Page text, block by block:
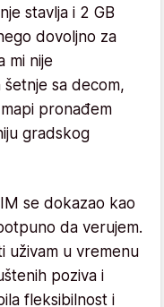
stavlja i 2 GB
dovoljno za
mi nije
sa decom,
pronađem
gradskog
se dokazao kao
da verujem.
uživam u vremenu
poziva i
fleksibilnost i